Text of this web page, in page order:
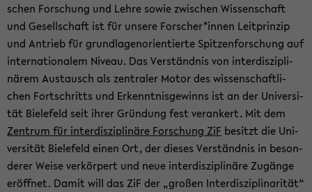
schen For­schung und Lehre sowie zwi­schen Wis­sen­schaft
und Ge­sell­schaft ist für un­se­re For­scher*innen Leit­prin­zip
und An­trieb für grund­la­gen­ori­en­tier­te Spit­zen­for­schung auf
in­ter­na­tio­na­lem Ni­veau. Das Ver­ständ­nis von in­ter­dis­zi­pli­
nä­rem Aus­tausch als zen­tra­ler Motor des wis­sen­schaft­li­
chen Fort­schritts und Er­kennt­nis­ge­winns ist an der Uni­ver­si­
tät Bie­le­feld seit ihrer Grün­dung fest ver­an­kert. Mit dem
Zen­trum für in­ter­dis­zi­pli­nä­re For­schung ZiF be­sitzt die Uni­
ver­si­tät Bie­le­feld einen Ort, der die­ses Ver­ständ­nis in be­son­
de­rer Weise ver­kör­pert und neue in­ter­dis­zi­pli­nä­re Zu­gän­ge
er­öff­net. Damit will das ZiF der „gro­ßen In­ter­dis­zi­pli­na­ri­tät“